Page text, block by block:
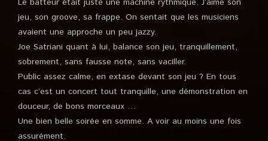
Le batteur était juste une machine rythmique. J’aime son
jeu, son groove, sa frappe. On sentait que les musiciens
avaient une approche un peu jazzy.
Joe Satriani quant à lui, balance son jeu, tranquillement,
sobrement, sans fausse note, sans vaciller.
Public assez calme, en extase devant son jeu ? En tous
cas c’est un concert tout tranquille, une démonstration en
douceur, de bons morceaux …
Une bien belle soirée en somme. A voir au moins une fois
assurément.